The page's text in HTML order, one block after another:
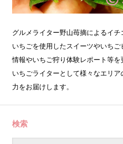
グルメライター野山苺摘によるイチ
いちごを使用したスイーツやいち
情報やいちご狩り体験レポート等を
いちごライターとして様々なエリ
力をお届けします。
検索